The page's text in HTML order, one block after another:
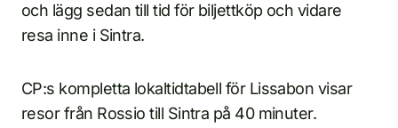
och lägg sedan till tid för biljettköp och vidare
resa inne i Sintra.
CP:s kompletta lokaltidtabell för Lissabon visar
resor från Rossio till Sintra på 40 minuter.